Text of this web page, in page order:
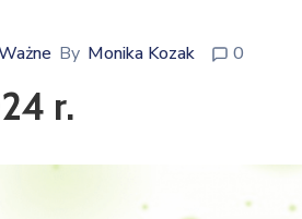
By Monika Kozak 0
r.